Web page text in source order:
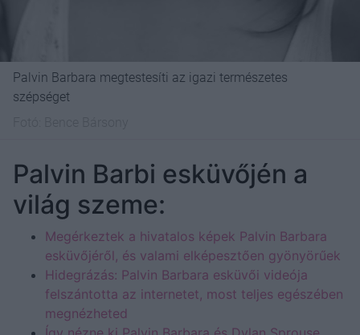
Palvin Barbara megtestesíti az igazi természetes
szépséget
Palvin Barbi esküvőjén a
világ szeme:
Megérkeztek a hivatalos képek Palvin Barbara
esküvőjéről, és valami elképesztően gyönyörűek
Hidegrázás: Palvin Barbara esküvői videója
felszántotta az internetet, most teljes egészében
megnézheted